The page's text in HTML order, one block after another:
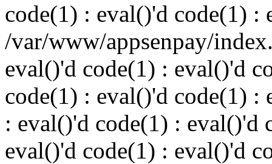
code(1) : eval()'d code(1) :
/var/www/appsenpay/
eval()'d code(1) : eval()'d
code(1) : eval()'d code(1) :
: eval()'d code(1) : eval()'d
eval()'d code(1) : eval()'d